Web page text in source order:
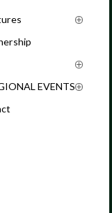
EVENTS